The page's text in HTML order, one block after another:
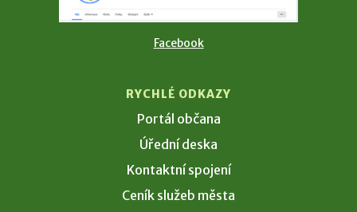
Facebook
RYCHLÉ ODKAZY
Portál občana
Úřední deska
Kontaktní spojení
Ceník služeb města